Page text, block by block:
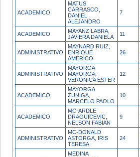
ACADEMICO
MATUS
CARRASCO,
DANIEL
ALEJANDRO
7
ACADEMICO
MAYANZ LABRA,
JAVIERA DANIELA
11
ADMINISTRATIVO
MAYNARD RUIZ,
ENRIQUE
AMERICO
26
ADMINISTRATIVO
MAYORGA
MAYORGA,
VERONICA ESTER
12
ACADEMICO
MAYORGA
ZUNIGA,
MARCELO PAOLO
10
ACADEMICO
MC-ARDLE
DRAGUICEVIC,
NELSON FABIAN
9
ADMINISTRATIVO
MC-DONALD
ASTORGA, IRIS
TERESA
24
MEDINA